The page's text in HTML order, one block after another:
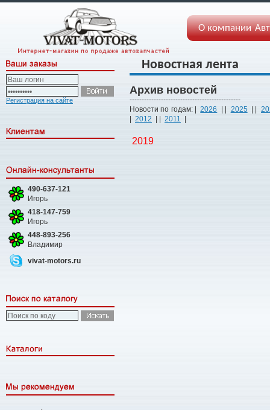
О компании
Регистрация на сайте
490-637-121
Игорь
418-147-759
Игорь
448-893-256
Владимир
vivat-motors.ru
Новостная лента
Архив новостей
----------------------------------------------
Новости по годам: |2026 2025| |
2012 2011
2019